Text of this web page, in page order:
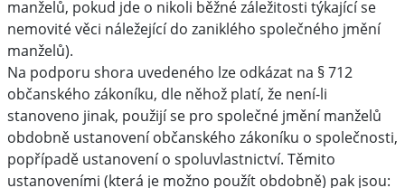
manželů, pokud jde o nikoli běžné záležitosti týkající se
nemovité věci náležející do zaniklého společného jmění
manželů).
Na podporu shora uvedeného lze odkázat na § 712
občanského zákoníku, dle něhož platí, že není-li
stanoveno jinak, použijí se pro společné jmění manželů
obdobně ustanovení občanského zákoníku o společnosti,
popřípadě ustanovení o spoluvlastnictví. Těmito
ustanoveními (která je možno použít obdobně) pak jsou: